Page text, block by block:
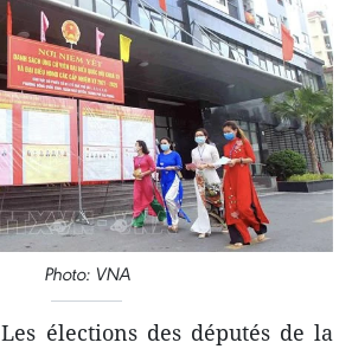
Photo: VNA
élections des députés de la